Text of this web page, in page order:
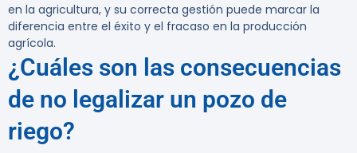
en la agricultura, y su correcta gestión puede marcar la
diferencia entre el éxito y el fracaso en la producción
agrícola.
¿Cuáles son las consecuencias
de no legalizar un pozo de
riego?